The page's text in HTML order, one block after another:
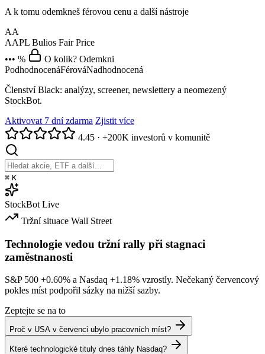
A k tomu odemkneš férovou cenu a další nástroje
AA
AAPL Bulios Fair Price
••• %
O kolik? Odemkni
PodhodnocenáFérováNadhodnocená
Členství Black: analýzy, screener, newslettery a neomezený
StockBot.
Aktivovat 7 dní zdarma Zjistit více
4.45 · +200K investorů v komunitě
⌘ K
StockBot Live
Tržní situace Wall Street
Technologie vedou tržní rally při stagnaci
zaměstnanosti
S&P 500 +0.60% a Nasdaq +1.18% vzrostly. Nečekaný červencový
pokles míst podpořil sázky na nižší sazby.
Zeptejte se na to
Proč v USA v červenci ubylo pracovních míst?
Které technologické tituly dnes táhly Nasdaq?